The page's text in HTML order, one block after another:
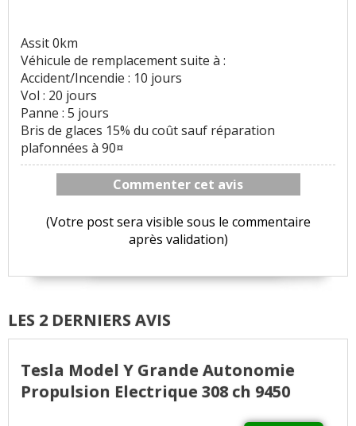
Assit 0km
Véhicule de remplacement suite à :
Accident/Incendie : 10 jours
Vol : 20 jours
Panne : 5 jours
Bris de glaces 15% du coût sauf réparation
plafonnées à 90¤
Commenter cet avis
(Votre post sera visible sous le commentaire
après validation)
LES 2 DERNIERS AVIS
Tesla Model Y Grande Autonomie
Propulsion Electrique 308 ch 9450